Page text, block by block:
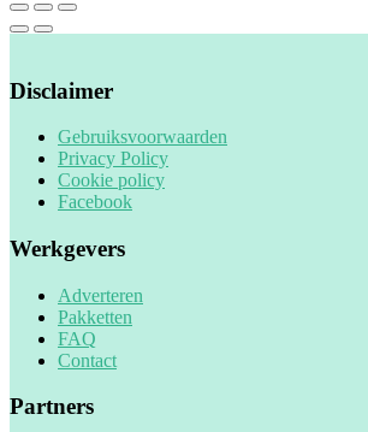
Disclaimer
Gebruiksvoorwaarden
Privacy Policy
Cookie policy
Facebook
Werkgevers
Adverteren
Pakketten
FAQ
Contact
Partners